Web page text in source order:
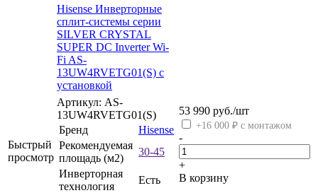
Быстрый
просмотр
Hisense Инверторные
сплит-системы серии
SILVER CRYSTAL
SUPER DC Inverter Wi-
Fi AS-
13UW4RVETG01(S) с
установкой
Артикул: AS-
13UW4RVETG01(S)
Бренд
Hisense
Рекомендуемая
площадь (м2)
30-45
Инверторная
технология
Есть
53 990 руб./шт
+16 000 ₽ с монтажом
-
+
В корзину